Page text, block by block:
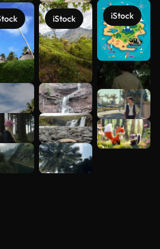
iStock iStock
Voir plus